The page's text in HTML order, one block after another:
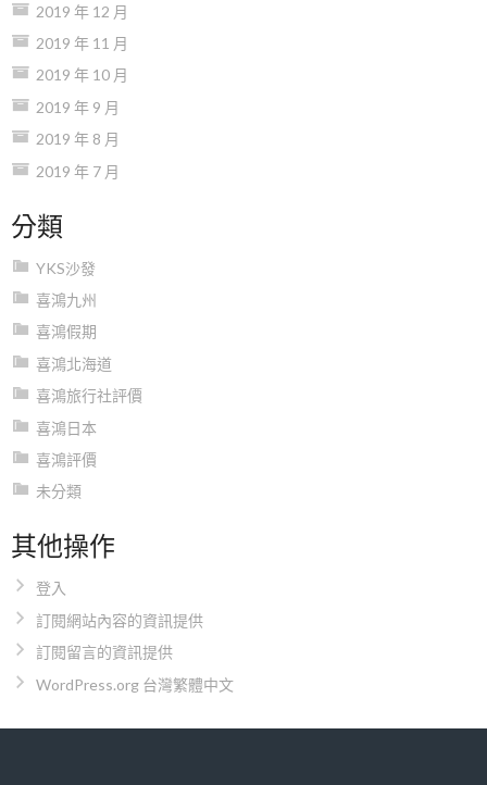
2019 年 12 月
2019 年 11 月
2019 年 10 月
2019 年 9 月
2019 年 8 月
2019 年 7 月
分類
YKS沙發
喜鴻九州
喜鴻假期
喜鴻北海道
喜鴻旅行社評價
喜鴻日本
喜鴻評價
未分類
其他操作
登入
訂閱網站內容的資訊提供
訂閱留言的資訊提供
WordPress.org 台灣繁體中文